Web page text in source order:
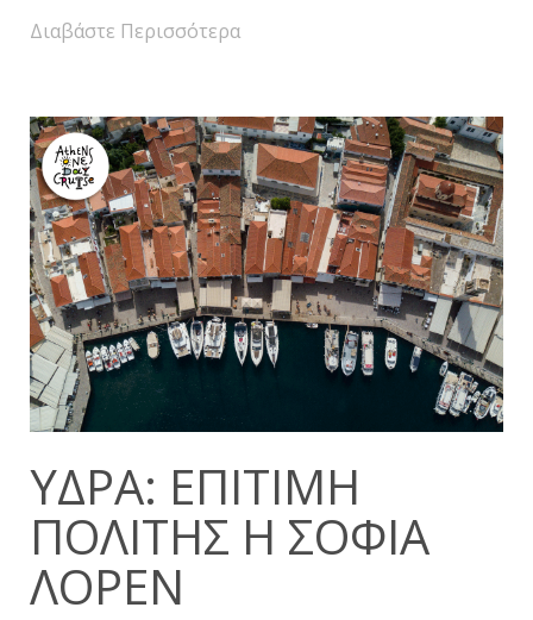
Διαβάστε Περισσότερα
ΎΔΡΑ: ΕΠΊΤΙΜΗ
ΠΟΛΊΤΗΣ Η ΣΟΦΊΑ
ΛΌΡΕΝ